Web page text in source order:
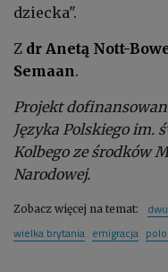
dziecka".
Z dr Anetą Nott-
Semaan.
Projekt
Języka Polskiego im.
Kolbego ze środków
Narodowej.
Zobacz więcej na temat:
wielka brytania emigracja